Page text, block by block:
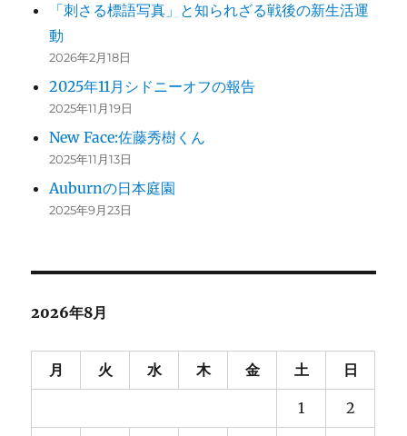
「刺さる標語写真」と知られざる戦後の新生活運
動
2026年2月18日
2025年11月シドニーオフの報告
2025年11月19日
New Face:佐藤秀樹くん
2025年11月13日
Auburnの日本庭園
2025年9月23日
2026年8月
月 火 水 木 金 土 日
1 2